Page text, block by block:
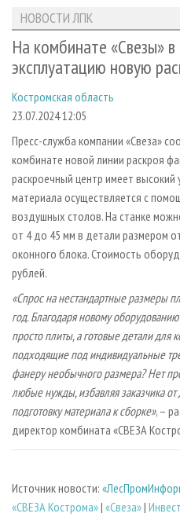
ЛЕСОЗАГОТОВКА
ЛЕСОПИЛЕНИЕ
СУШКА ДРЕВЕСИНЫ
ПРОИЗВОДСТВО
ДЕРЕВЯННОЕ
ПРОИЗВОДСТВО МЕБЕЛИ
БИОЭНЕРГЕТИКА
ЦБП
ИНСТРУМЕНТ И МАТЕРИАЛЫ
НОВОСТИ ЛПК
НОВОСТИ ЖУРНАЛА
ПРОЕКТЫ ЛПИ
АНАЛИТИКА
ПРЕДПРИЯТИЯ ЛПК
ПЕРСОНЫ
МОБИЛЬНЫЕ ВЫСТАВКИ
ОФИЦИАЛЬНЫЕ ДЕЛЕГАЦИИ
ПРИОРИТЕТНЫЕ
RUSSIAN FORESTRY REVIEW
ГАЗЕТА ЛЕСПРОМФОРУМ
БИБЛИОТЕКА СПЕЦИАЛИСТА
АРХИВ ЖУРНАЛОВ
О ЖУРНАЛЕ
ПОДПИСКА
КОНТАКТЫ
РЕКЛАМОДАТЕЛЯМ
РЕКЛАМА
РЕКЛАМА НА САЙТЕ
НОВОСТИ ЛПК
На комбинате «Свезы»
эксплуатацию новую
Костромская область
23.07.2024 12:05
Пресс-служба компании «Свеза»
комбинате новой линии раскроя
раскроечный центр имеет высокий
материала осуществляется с
воздушных столов. На станке
от 4 до 45 мм в детали размером
оконного блока. Стоимость
рублей.
«Спрос на нестандартные размеры
год. Благодаря новому
просто плиты, а готовые детали для
подходящие под индивидуальные
фанеру необычного размера? Нет
любые нужды, избавляя заказчика
подготовку материала к сборке», –
директор комбината «СВЕЗА
Источник новости:
«СВЕЗА Кострома»| «Свеза»|